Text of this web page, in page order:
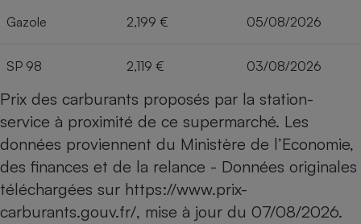
Gazole 2,199 € 05/08/2026
SP 98 2,119 € 03/08/2026
Prix des carburants proposés par la station-
service à proximité de ce supermarché. Les
données proviennent du Ministère de l’Economie,
des finances et de la relance - Données originales
téléchargées sur https://www.prix-
carburants.gouv.fr/, mise à jour du 07/08/2026.